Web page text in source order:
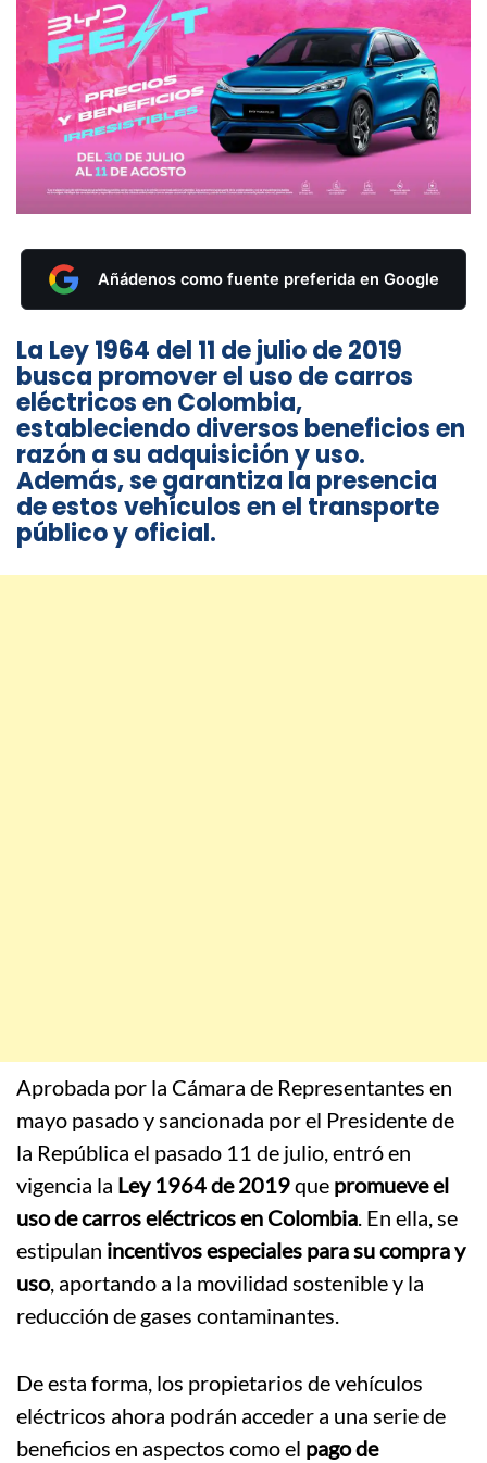
Añádenos como fuente preferida en Google
La Ley 1964 del 11 de julio de 2019
busca promover el uso de carros
eléctricos en Colombia,
estableciendo diversos beneficios en
razón a su adquisición y uso.
Además, se garantiza la presencia
de estos vehículos en el transporte
público y oficial.
Aprobada por la Cámara de Representantes en
mayo pasado y sancionada por el Presidente de
la República el pasado 11 de julio, entró en
vigencia la Ley 1964 de 2019que promueve el
uso de carros eléctricos en Colombia. En ella, se
estipulan incentivos especiales para su compra y
uso, aportando a la movilidad sostenible y la
reducción de gases contaminantes.
De esta forma, los propietarios de vehículos
eléctricos ahora podrán acceder a una serie de
beneficios en aspectos como el pago de